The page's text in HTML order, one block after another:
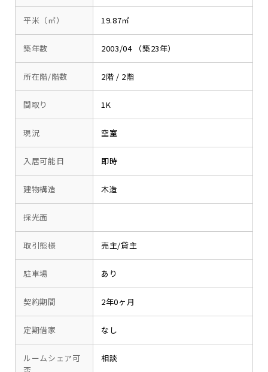
平米（㎡） 19.87㎡
築年数 2003/04 （築23年）
所在階/階数 2階 / 2階
間取り 1K
現況 空室
入居可能日 即時
建物構造 木造
採光面
取引態様 売主/貸主
駐車場 あり
契約期間 2年0ヶ月
定期借家 なし
ルームシェア可
相談